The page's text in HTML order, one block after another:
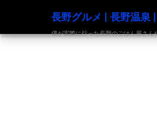
長野グルメ | 長野温泉
僕が実際に行った長野のごはん屋さ